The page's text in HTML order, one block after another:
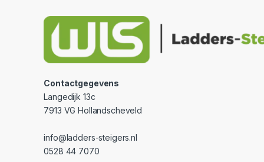
Contactgegevens
Langedijk 13c
7913 VG Hollandscheveld
info@ladders-steigers.nl
0528 44 7070